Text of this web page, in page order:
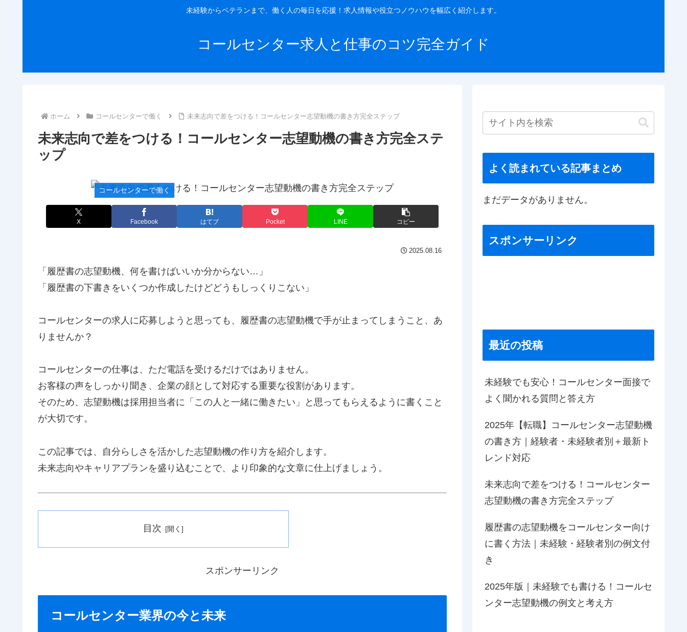
未経験からベテランまで、働く人の毎日を応援！求人情報や役立つノウハウを幅広く紹介します。
コールセンター求人と仕事のコツ完全ガイド
ホーム コールセンターで働く 未来志向で差をつける！コールセンター志望動機の書き方完全ステップ
未来志向で差をつける！コールセンター志望動機の書き方完全ステ
ップ
コールセンターで働く
X Facebook はてブ Pocket LINE コピー
2025.08.16
「履歴書の志望動機、何を書けばいいか分からない…」
「履歴書の下書きをいくつか作成したけどどうもしっくりこない」
コールセンターの求人に応募しようと思っても、履歴書の志望動機で手が止まってしまうこと、あ
りませんか？
コールセンターの仕事は、ただ電話を受けるだけではありません。
お客様の声をしっかり聞き、企業の顔として対応する重要な役割があります。
そのため、志望動機は採用担当者に「この人と一緒に働きたい」と思ってもらえるように書くこと
が大切です。
この記事では、自分らしさを活かした志望動機の作り方を紹介します。
未来志向やキャリアプランを盛り込むことで、より印象的な文章に仕上げましょう。
目次
スポンサーリンク
コールセンター業界の今と未来
よく読まれている記事まとめ
まだデータがありません。
スポンサーリンク
最近の投稿
未経験でも安心！コールセンター面接で
よく聞かれる質問と答え方
2025年【転職】コールセンター志望動機
の書き方｜経験者・未経験者別＋最新ト
レンド対応
未来志向で差をつける！コールセンター
志望動機の書き方完全ステップ
履歴書の志望動機をコールセンター向け
に書く方法｜未経験・経験者別の例文付
き
2025年版｜未経験でも書ける！コールセ
ンター志望動機の例文と考え方